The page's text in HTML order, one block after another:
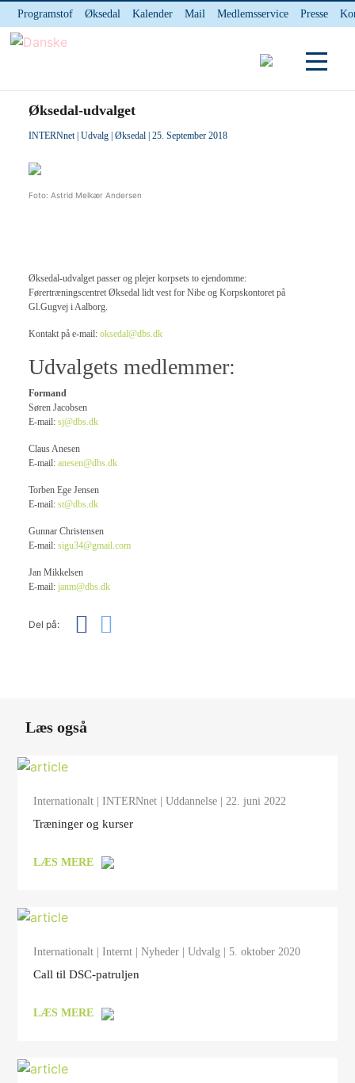
Programstof Øksedal Kalender Mail Medlemsservice Presse
INTERNnet
Øksedal-udvalget
INTERNnet| Udvalg| Øksedal| 25. September 2018
Foto: Astrid Melkær Andersen
Øksedal-udvalget passer og plejer korpsets to ejendomme:
Førertræningscentret Øksedal lidt vest for Nibe og Korpskontoret på
Gl.Gugvej i Aalborg.
Kontakt på e-mail: oksedal@dbs.dk
Udvalgets medlemmer:
Formand
Søren Jacobsen
E-mail: sj@dbs.dk
Claus Anesen
E-mail: anesen@dbs.dk
Torben Ege Jensen
E-mail: st@dbs.dk
Gunnar Christensen
E-mail: sigu34@gmail.com
Jan Mikkelsen
E-mail: janm@dbs.dk
Del på:
Læs også
Internationalt |INTERNnet |Uddannelse | 22. juni 2022
Træninger og kurser
LÆS MERE
Internationalt |Internt |Nyheder |Udvalg | 5. oktober 2020
Call til DSC-patruljen
LÆS MERE